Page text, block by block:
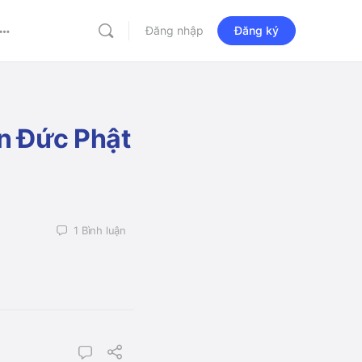
Đăng nhập Đăng ký
Đức Phật
1 Bình luận